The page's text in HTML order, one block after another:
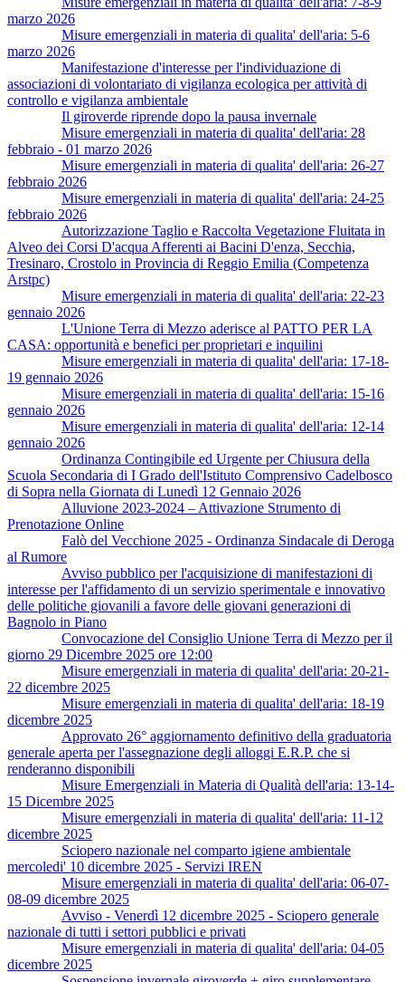
marzo 2026
Misure emergenziali in materia di qualita' dell'aria: 5-6
marzo 2026
Manifestazione d'interesse per l'individuazione di
associazioni di volontariato di vigilanza ecologica per attività di
controllo e vigilanza ambientale
Il giroverde riprende dopo la pausa invernale
Misure emergenziali in materia di qualita' dell'aria: 28
febbraio - 01 marzo 2026
Misure emergenziali in materia di qualita' dell'aria: 26-27
febbraio 2026
Misure emergenziali in materia di qualita' dell'aria: 24-25
febbraio 2026
Autorizzazione Taglio e Raccolta Vegetazione Fluitata in
Alveo dei Corsi D'acqua Afferenti ai Bacini D'enza, Secchia,
Tresinaro, Crostolo in Provincia di Reggio Emilia (Competenza
Arstpc)
Misure emergenziali in materia di qualita' dell'aria: 22-23
gennaio 2026
L'Unione Terra di Mezzo aderisce al PATTO PER LA
CASA: opportunità e benefici per proprietari e inquilini
Misure emergenziali in materia di qualita' dell'aria: 17-18-
19 gennaio 2026
Misure emergenziali in materia di qualita' dell'aria: 15-16
gennaio 2026
Misure emergenziali in materia di qualita' dell'aria: 12-14
gennaio 2026
Ordinanza Contingibile ed Urgente per Chiusura della
Scuola Secondaria di I Grado dell'Istituto Comprensivo Cadelbosco
di Sopra nella Giornata di Lunedì 12 Gennaio 2026
Alluvione 2023-2024 – Attivazione Strumento di
Prenotazione Online
Falò del Vecchione 2025 - Ordinanza Sindacale di Deroga
al Rumore
Avviso pubblico per l'acquisizione di manifestazioni di
interesse per l'affidamento di un servizio sperimentale e innovativo
delle politiche giovanili a favore delle giovani generazioni di
Bagnolo in Piano
Convocazione del Consiglio Unione Terra di Mezzo per il
giorno 29 Dicembre 2025 ore 12:00
Misure emergenziali in materia di qualita' dell'aria: 20-21-
22 dicembre 2025
Misure emergenziali in materia di qualita' dell'aria: 18-19
dicembre 2025
Approvato 26° aggiornamento definitivo della graduatoria
generale aperta per l'assegnazione degli alloggi E.R.P. che si
renderanno disponibili
Misure Emergenziali in Materia di Qualità dell'aria: 13-14-
15 Dicembre 2025
Misure emergenziali in materia di qualita' dell'aria: 11-12
dicembre 2025
Sciopero nazionale nel comparto igiene ambientale
mercoledi' 10 dicembre 2025 - Servizi IREN
Misure emergenziali in materia di qualita' dell'aria: 06-07-
08-09 dicembre 2025
Avviso - Venerdì 12 dicembre 2025 - Sciopero generale
nazionale di tutti i settori pubblici e privati
Misure emergenziali in materia di qualita' dell'aria: 04-05
dicembre 2025